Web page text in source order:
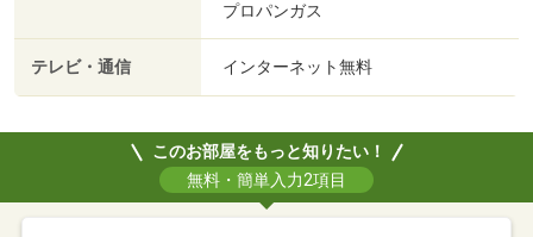
プロパンガス
テレビ・通信 インターネット無料
このお部屋をもっと知りたい！
無料・簡単入力2項目